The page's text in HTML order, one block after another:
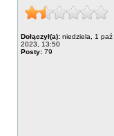
Dołączył(a): niedziela, 1 paź
2023, 13:50
Posty: 79